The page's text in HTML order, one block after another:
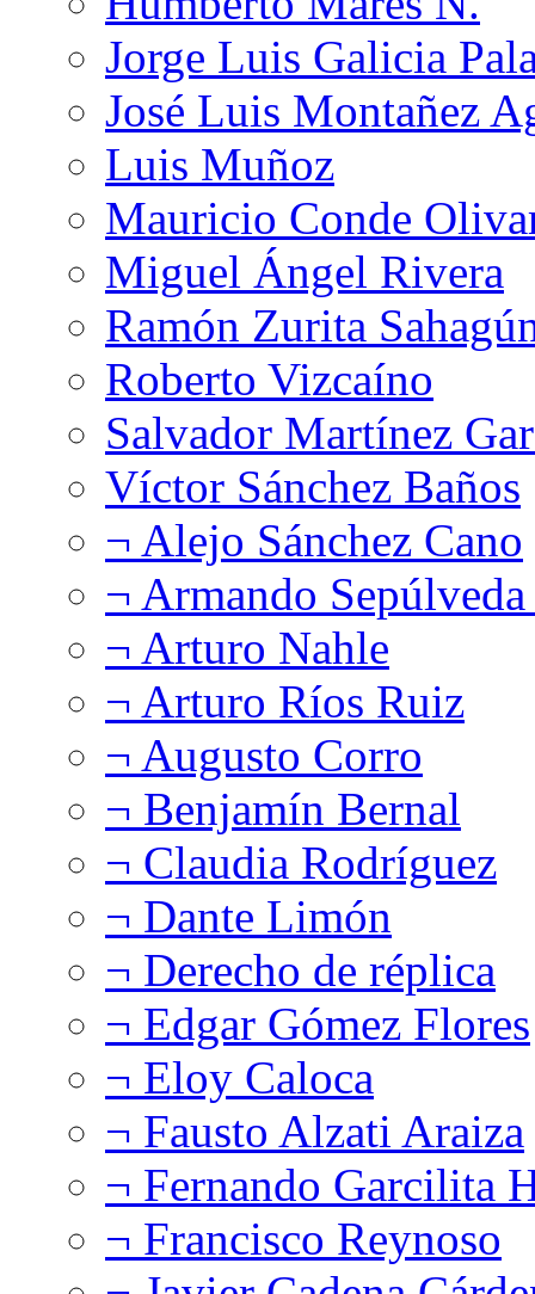
Jorge Luis Galicia
José Luis Montañez
Luis Muñoz
Mauricio Conde
Miguel Ángel Rivera
Ramón Zurita
Roberto Vizcaíno
Salvador Martínez
Víctor Sánchez Baños
¬ Alejo Sánchez Cano
¬ Armando
¬ Arturo Nahle
¬ Arturo Ríos Ruiz
¬ Augusto Corro
¬ Benjamín Bernal
¬ Claudia Rodríguez
¬ Dante Limón
¬ Derecho de réplica
¬ Edgar Gómez Flores
¬ Eloy Caloca
¬ Fausto Alzati Araiza
¬ Fernando Garcilita
¬ Francisco Reynoso